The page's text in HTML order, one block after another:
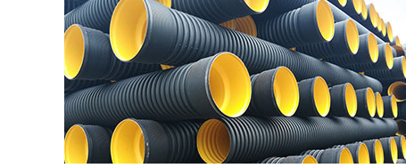
成都HDPE钢带增强
成都MPP电力管
成都HDPE缠绕结构
成都FRPP/HDP